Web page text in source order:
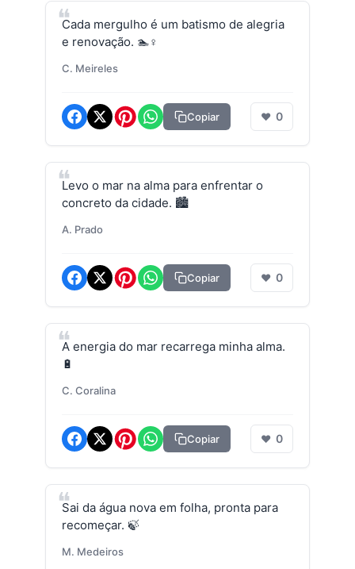
Cada mergulho é um batismo de alegria
e renovação. 🏊♀️
C. Meireles
Copiar ❤ 0
Levo o mar na alma para enfrentar o
concreto da cidade. 🏙️
A. Prado
Copiar ❤ 0
A energia do mar recarrega minha alma.
🔋
C. Coralina
Copiar ❤ 0
Sai da água nova em folha, pronta para
recomeçar. 🍃
M. Medeiros